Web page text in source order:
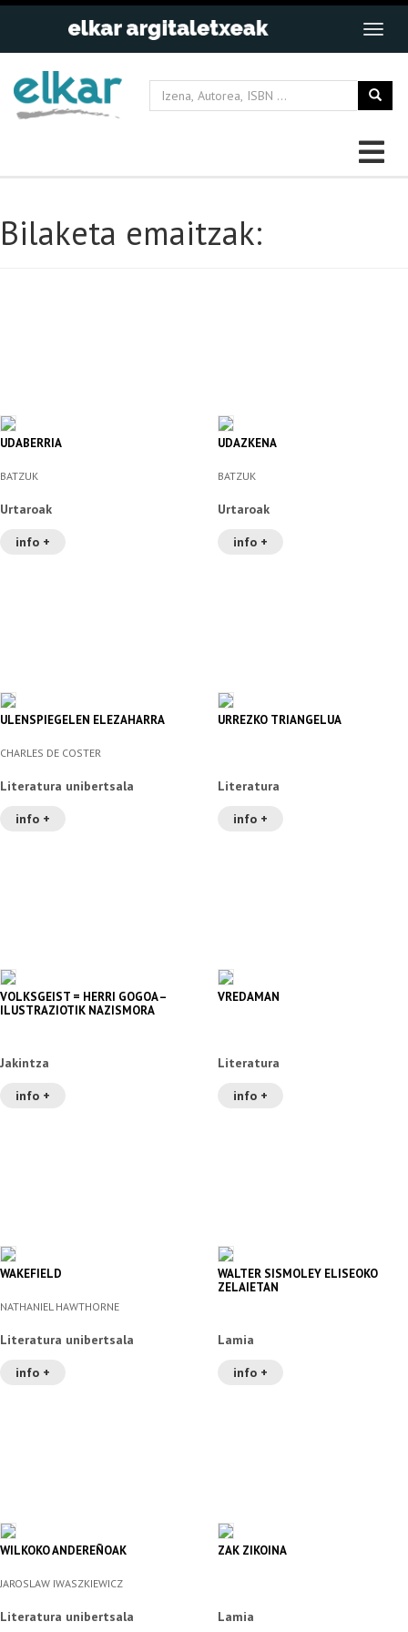
Bilaketa emaitzak:
UDABERRIA
BATZUK
Urtaroak
info +
UDAZKENA
BATZUK
Urtaroak
info +
ULENSPIEGELEN ELEZAHARRA
CHARLES DE COSTER
Literatura unibertsala
info +
URREZKO TRIANGELUA
Literatura
info +
VOLKSGEIST = HERRI GOGOA –
ILUSTRAZIOTIK NAZISMORA
Jakintza
info +
VREDAMAN
Literatura
info +
WAKEFIELD
NATHANIEL HAWTHORNE
Literatura unibertsala
info +
WALTER SISMOLEY ELISEOKO
ZELAIETAN
Lamia
info +
WILKOKO ANDEREÑOAK
JAROSLAW IWASZKIEWICZ
Literatura unibertsala
ZAK ZIKOINA
Lamia